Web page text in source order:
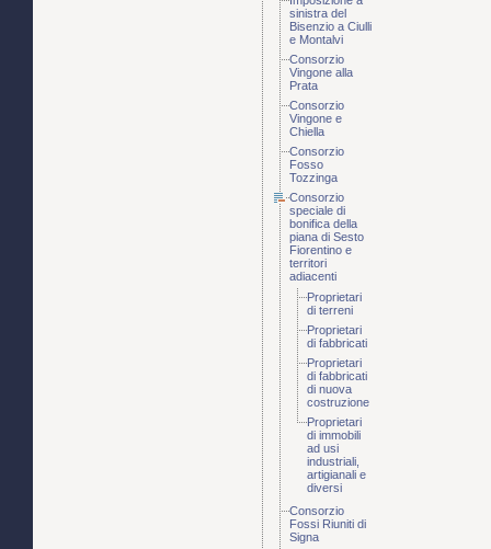
sinistra del
Bisenzio a Ciulli
e Montalvi
Consorzio
Vingone alla
Prata
Consorzio
Vingone e
Chiella
Consorzio
Fosso
Tozzinga
Consorzio
speciale di
bonifica della
piana di Sesto
Fiorentino e
territori
adiacenti
Proprietari
di terreni
Proprietari
di fabbricati
Proprietari
di fabbricati
di nuova
costruzione
Proprietari
di immobili
ad usi
industriali,
artigianali e
diversi
Consorzio
Fossi Riuniti di
Signa